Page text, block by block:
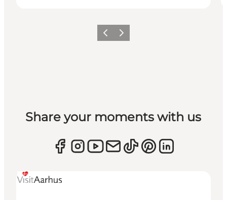
ForrigeNæste
Share your moments with us